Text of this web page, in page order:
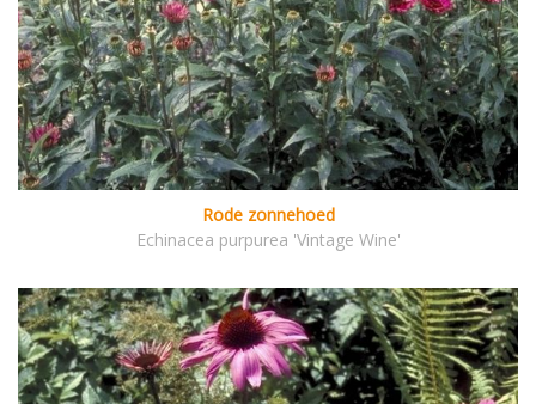
Rode zonnehoed
Echinacea purpurea 'Vintage Wine'